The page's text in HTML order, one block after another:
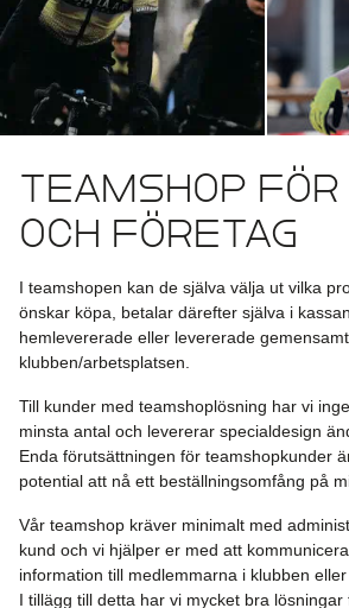
Teamshop för
och företag
I teamshopen kan de själva välja ut vilka
önskar köpa, betalar därefter själva i
hemlevererade eller levererade
klubben/arbetsplatsen. ‌
Till kunder med teamshoplösning har vi
minsta antal och levererar specialdesign
Enda förutsättningen för teamshopkunder
potential att nå ett beställningsomfång på
Vår teamshop kräver minimalt med
kund och vi hjälper er med att
information till medlemmarna i klubben
I tillägg till detta har vi mycket bra lösningar